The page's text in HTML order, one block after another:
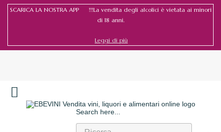
SCARICA LA NOSTRA APP !!!La vendita degli alcolici è vietata ai minori
di 18 anni.
Leggi di più
Search here...